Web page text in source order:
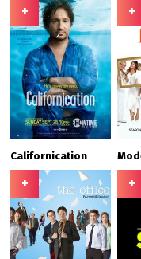
+
Californication
+
+ +